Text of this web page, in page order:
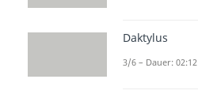
Daktylus
3/6 – Dauer: 02:12